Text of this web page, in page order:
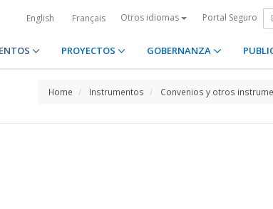
English Français Otros idiomas Portal Seguro
PROYECTOS GOBERNANZA
Home Instrumentos Convenios y otros